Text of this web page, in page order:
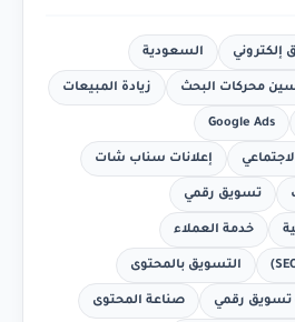
إلكتروني السعودية
محركات البحث زيادة المبيعات
Google Ads
إعلانات سناب شات
تسويق رقمي
خدمة العملاء
التسويق بالمحتوى
تسويق رقمي صناعة المحتوى